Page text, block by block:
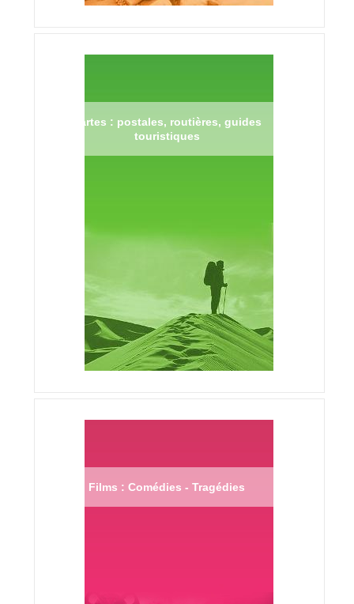
Cartes : postales, routières, guides
touristiques
Films : Comédies - Tragédies